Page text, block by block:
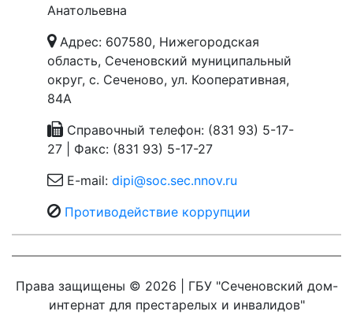
Анатольевна
Адрес: 607580, Нижегородская
область, Сеченовский муниципальный
округ, с. Сеченово, ул. Кооперативная,
84А
Справочный телефон: (831 93) 5-17-
27 | Факс: (831 93) 5-17-27
E-mail: dipi@soc.sec.nnov.ru
Противодействие коррупции
Права защищены © 2026 | ГБУ "Сеченовский дом-
интернат для престарелых и инвалидов"